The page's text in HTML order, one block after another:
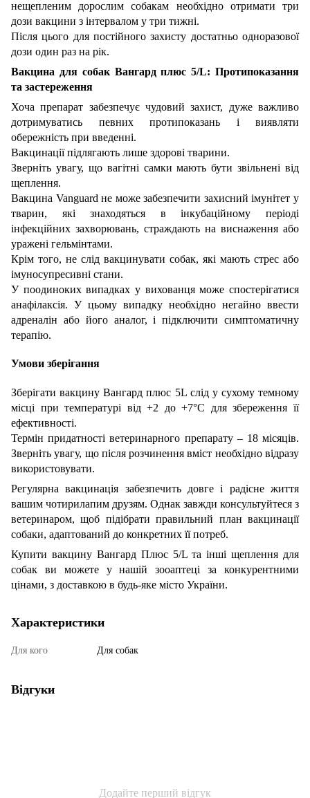
нещепленим дорослим собакам необхідно отримати три
дози вакцини з інтервалом у три тижні.
Після цього для постійного захисту достатньо одноразової
дози один раз на рік.
Вакцина для собак Вангард плюс 5/L: Протипоказання
та застереження
Хоча препарат забезпечує чудовий захист, дуже важливо
дотримуватись певних протипоказань і виявляти
обережність при введенні.
Вакцинації підлягають лише здорові тварини.
Зверніть увагу, що вагітні самки мають бути звільнені від
щеплення.
Вакцина Vanguard не може забезпечити захисний імунітет у
тварин, які знаходяться в інкубаційному періоді
інфекційних захворювань, страждають на виснаження або
уражені гельмінтами.
Крім того, не слід вакцинувати собак, які мають стрес або
імуносупресивні стани.
У поодиноких випадках у вихованця може спостерігатися
анафілаксія. У цьому випадку необхідно негайно ввести
адреналін або його аналог, і підключити симптоматичну
терапію.
Умови зберігання
Зберігати вакцину Вангард плюс 5L слід у сухому темному
місці при температурі від +2 до +7°С для збереження її
ефективності.
Термін придатності ветеринарного препарату – 18 місяців.
Зверніть увагу, що після розчинення вміст необхідно відразу
використовувати.
Регулярна вакцинація забезпечить довге і радісне життя
вашим чотирилапим друзям. Однак завжди консультуйтеся з
ветеринаром, щоб підібрати правильний план вакцинації
собаки, адаптований до конкретних її потреб.
Купити вакцину Вангард Плюс 5/L та інші щеплення для
собак ви можете у нашій зооаптеці за конкурентними
цінами, з доставкою в будь-яке місто України.
Характеристики
Для кого Для собак
Відгуки
Додайте перший відгук